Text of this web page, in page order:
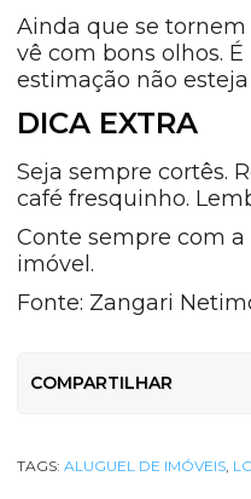
Ainda que se
vê com bons olhos.
estimação não
DICA EXTRA
Seja sempre cortês.
café fresquinho.
Conte sempre com
imóvel.
Fonte: Zangari
COMPARTILHAR
TAGS:ALUGUEL DE IMÓVEIS